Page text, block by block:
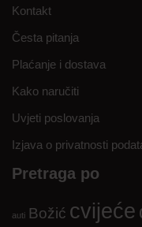
Kontakt
Česta pitanja
Plaćanje i dostava
Kako naručiti
Uvjeti poslovanja
Izjava o privatnosti
Pretraga po
auti Božić cvijeće